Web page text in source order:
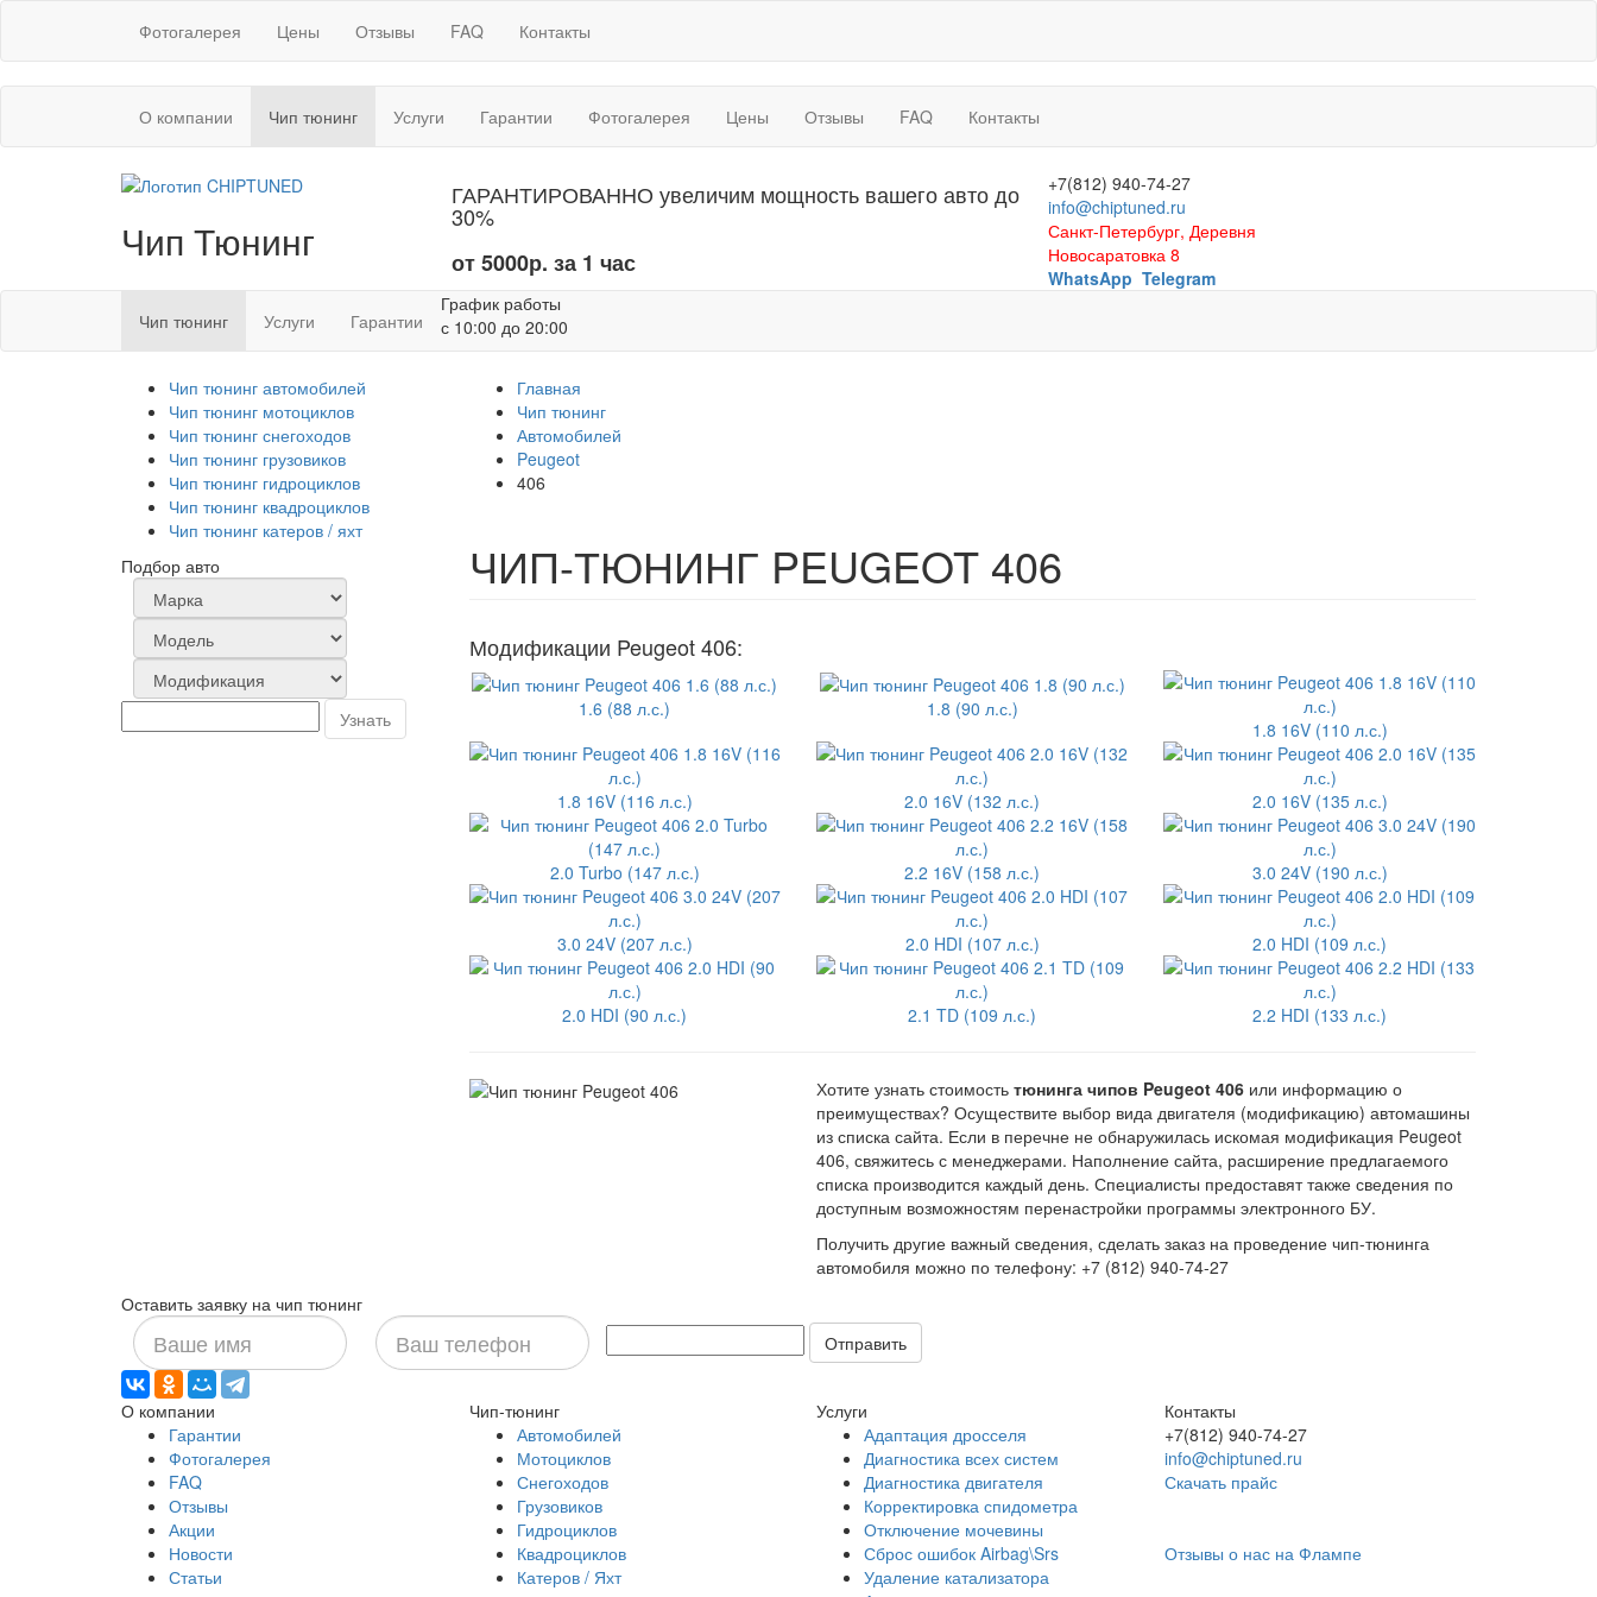
Фотогалерея Цены Отзывы FAQ Контакты
О компании Чип тюнинг(текущая)
Услуги Гарантии Фотогалерея Цены Отзывы FAQ Контакты
Чип Тюнинг
ГАРАНТИРОВАННО увеличим мощность вашего авто до
30%
от 5000р. за 1 час
+7(812) 940-74-27
info@chiptuned.ru
Санкт-Петербург, Деревня
Новосаратовка 8
WhatsApp Telegram
Чип тюнинг(текущая)
Услуги Гарантии
График работы
с 10:00 до 20:00
Чип тюнинг автомобилей
Чип тюнинг мотоциклов
Чип тюнинг снегоходов
Чип тюнинг грузовиков
Чип тюнинг гидроциклов
Чип тюнинг квадроциклов
Чип тюнинг катеров / яхт
Подбор авто
Узнать
Главная
Чип тюнинг
Автомобилей
Peugeot
406
ЧИП-ТЮНИНГ PEUGEOT 406
Модификации Peugeot 406:
1.6 (88 л.с.)
1.8 (90 л.с.)
1.8 16V (110 л.с.)
1.8 16V (116 л.с.) 2.0 16V (132 л.с.) 2.0 16V (135 л.с.)
2.0 Turbo (147 л.с.) 2.2 16V (158 л.с.) 3.0 24V (190 л.с.)
3.0 24V (207 л.с.) 2.0 HDI (107 л.с.) 2.0 HDI (109 л.с.)
2.0 HDI (90 л.с.) 2.1 TD (109 л.с.) 2.2 HDI (133 л.с.)
Хотите узнать стоимость тюнинга чипов Peugeot 406или информацию о
преимуществах? Осуществите выбор вида двигателя (модификацию) автомашины
из списка сайта. Если в перечне не обнаружилась искомая модификация Peugeot
406, свяжитесь с менеджерами. Наполнение сайта, расширение предлагаемого
списка производится каждый день. Специалисты предоставят также сведения по
доступным возможностям перенастройки программы электронного БУ.
Получить другие важный сведения, сделать заказ на проведение чип-тюнинга
автомобиля можно по телефону: +7 (812) 940-74-27
Оставить заявку на чип тюнинг
Ваше
имя
Ваш
телефон
Отправить
О компании
Гарантии
Фотогалерея
FAQ
Отзывы
Акции
Новости
Статьи
Чип-тюнинг
Автомобилей
Мотоциклов
Снегоходов
Грузовиков
Гидроциклов
Квадроциклов
Катеров / Яхт
Услуги
Адаптация дросселя
Диагностика всех систем
Диагностика двигателя
Корректировка спидометра
Отключение мочевины
Сброс ошибок Airbag\Srs
Удаление катализатора
Контакты
+7(812) 940-74-27
info@chiptuned.ru
Скачать прайс
Отзывы о нас на Флампе